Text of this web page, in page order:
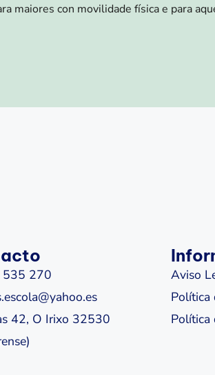
maiores con movilidade física e para
270
42, O Irixo 32530
Aviso
Política
Política